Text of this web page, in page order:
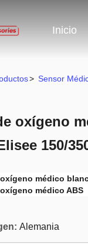
Inicio
> Sensor
oxígeno
150/
médico
médico ABS
Alemania